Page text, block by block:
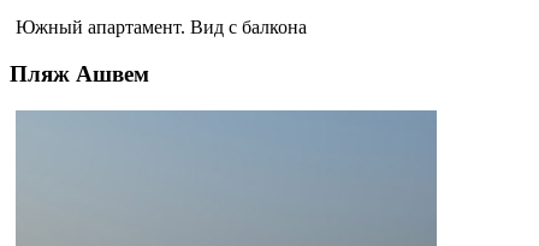
Южный апартамент. Вид с балкона
Пляж Ашвем